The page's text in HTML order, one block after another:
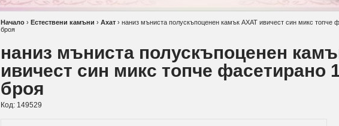
Начало › Естествени камъни › Ахат › наниз мъниста полускъпоценен камък АХАТ ивичест син микс топче
броя
наниз мъниста полускъпоценен
ивичест син микс топче фасетирано
броя
Код: 149529